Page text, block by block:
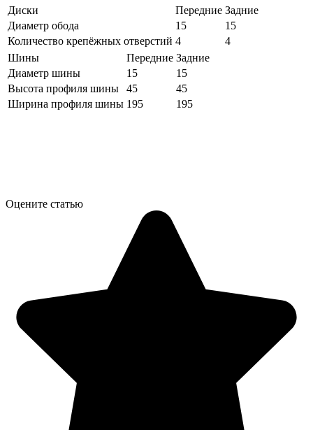
Диски Передние Задние
Диаметр обода
15
15
Количество крепёжных отверстий 4
4
Шины
Передние Задние
Диаметр шины
15
15
Высота профиля шины
45
45
Ширина профиля шины 195 195
Оцените статью